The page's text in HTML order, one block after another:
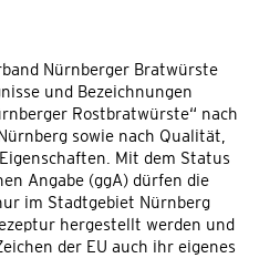
Nürnberger Bratwürste
und Bezeichnungen
Rostbratwürste“ nach
sowie nach Qualität,
Mit dem Status
Angabe (ggA) dürfen die
im Stadtgebiet Nürnberg
hergestellt werden und
der EU auch ihr eigenes